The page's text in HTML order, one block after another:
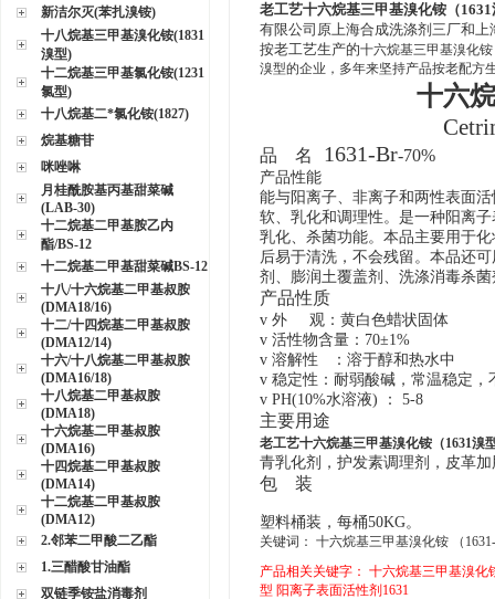
新洁尔灭(苯扎溴铵)
十八烷基三甲基溴化铵(1831
溴型)
十二烷基三甲基氯化铵(1231
氯型)
十八烷基二*氯化铵(1827)
烷基糖苷
咪唑啉
月桂酰胺基丙基甜菜碱
(LAB-30)
十二烷基二甲基胺乙内
酯/BS-12
十二烷基二甲基甜菜碱BS-12
十八/十六烷基二甲基叔胺
(DMA18/16)
十二/十四烷基二甲基叔胺
(DMA12/14)
十六/十八烷基二甲基叔胺
(DMA16/18)
十八烷基二甲基叔胺
(DMA18)
十六烷基二甲基叔胺
(DMA16)
十四烷基二甲基叔胺
(DMA14)
十二烷基二甲基叔胺
(DMA12)
2.邻苯二甲酸二乙酯
1.三醋酸甘油酯
双链季铵盐消毒剂
老工艺十六烷基三甲基溴化铵（1631
有限公司原上海合成洗涤剂三厂和
按老工艺生产的十六烷基三甲基溴化
溴型的企业，多年来坚持产品按老配方
十六
品 名 1631-Br-70%
产品性能
能与阳离子、非离子和两性表面
软、乳化和调理性。 是一种阳离
乳化、杀菌功能。本品主要用于
后易于清洗，不会残留。本品还
剂、膨润土覆盖剂、洗涤消毒杀菌
产品性质
v 外 观： 黄白色蜡状固体
v 活性物含量： 70±1%
v 溶解性 ：溶于醇和热水中
v 稳定性： 耐弱酸碱，常温稳定，
v PH(10%水溶液) ： 5-8
主要用途
老工艺十六烷基三甲基溴化铵（1631溴
青乳化剂，护发素调理剂，皮革
包 装
塑料桶装，每桶50KG。
关键词： 十六烷基三甲基溴化铵 （
产品相关关键字： 十六烷基三甲基溴化
型 阳离子表面活性剂1631